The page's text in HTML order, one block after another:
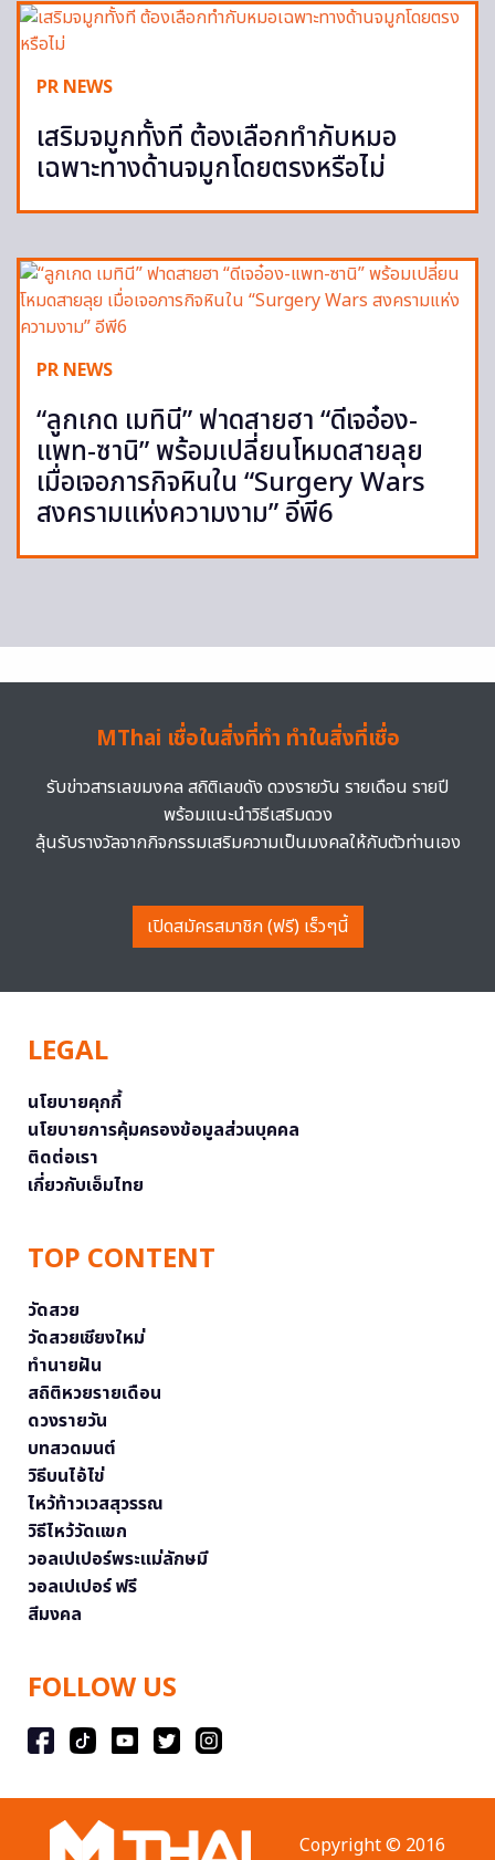
PR NEWS
เสริมจมูกทั้งที ต้องเลือกทำกับหมอ
เฉพาะทางด้านจมูกโดยตรงหรือไม่
PR NEWS
“ลูกเกด เมทินี” ฟาดสายฮา “ดีเจอ๋อง-
แพท-ซานิ” พร้อมเปลี่ยนโหมดสายลุย
เมื่อเจอภารกิจหินใน “Surgery Wars
สงครามแห่งความงาม” อีพี6
MThai เชื่อในสิ่งที่ทำ ทำในสิ่งที่เชื่อ
รับข่าวสารเลขมงคล สถิติเลขดัง ดวงรายวัน รายเดือน รายปี
พร้อมแนะนำวิธีเสริมดวง
ลุ้นรับรางวัลจากกิจกรรมเสริมความเป็นมงคลให้กับตัวท่านเอง
เปิดสมัครสมาชิก (ฟรี) เร็วๆนี้
LEGAL
นโยบายคุกกี้
นโยบายการคุ้มครองข้อมูลส่วนบุคคล
ติดต่อเรา
เกี่ยวกับเอ็มไทย
TOP CONTENT
วัดสวย
วัดสวยเชียงใหม่
ทำนายฝัน
สถิติหวยรายเดือน
ดวงรายวัน
บทสวดมนต์
วิธีบนไอ้ไข่
ไหว้ท้าวเวสสุวรรณ
วิธีไหว้วัดแขก
วอลเปเปอร์พระแม่ลักษมี
วอลเปเปอร์ ฟรี
สีมงคล
FOLLOW US
Copyright © 2016